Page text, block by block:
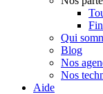
Qui
Blog
Nos
Nos
Aide